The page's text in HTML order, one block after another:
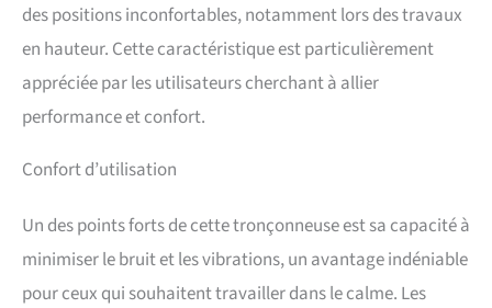
des positions inconfortables, notamment lors des travaux
en hauteur. Cette caractéristique est particulièrement
appréciée par les utilisateurs cherchant à allier
performance et confort.
Confort d’utilisation
Un des points forts de cette tronçonneuse est sa capacité à
minimiser le bruit et les vibrations, un avantage indéniable
pour ceux qui souhaitent travailler dans le calme. Les